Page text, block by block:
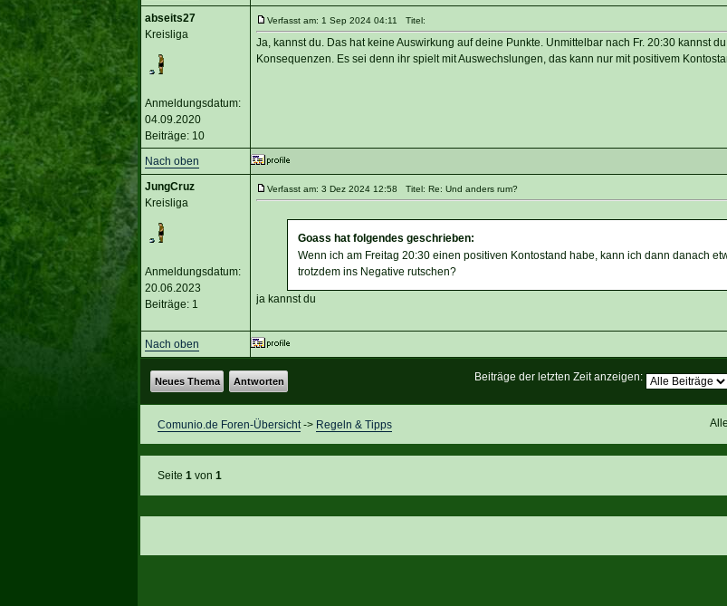
abseits27
Kreisliga
Anmeldungsdatum:
04.09.2020
Beiträge: 10
Verfasst am: 1 Sep 2024 04:11 Titel:
Ja, kannst du. Das hat keine Auswirkung auf deine Punkte. Unmittelbar nach Fr. 20:30 kannst
Konsequenzen. Es sei denn ihr spielt mit Auswechslungen, das kann nur mit positivem
Nach oben
JungCruz
Kreisliga
Anmeldungsdatum:
20.06.2023
Beiträge: 1
Verfasst am: 3 Dez 2024 12:58 Titel: Re: Und anders rum?
Goass hat folgendes geschrieben:
Wenn ich am Freitag 20:30 einen positiven Kontostand habe, kann ich dann danach
trotzdem ins Negative rutschen?
ja kannst du
Nach oben
Beiträge der letzten Zeit anzeigen:
Neues Thema Antworten
Comunio.de Foren-Übersicht-> Regeln & Tipps
Seite 1von 1